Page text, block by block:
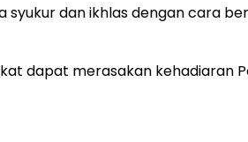
dan ikhlas dengan cara
dapat merasakan kehadiaran